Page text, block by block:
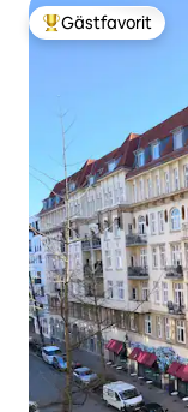
Populär gästfavorit
Gästfavorit